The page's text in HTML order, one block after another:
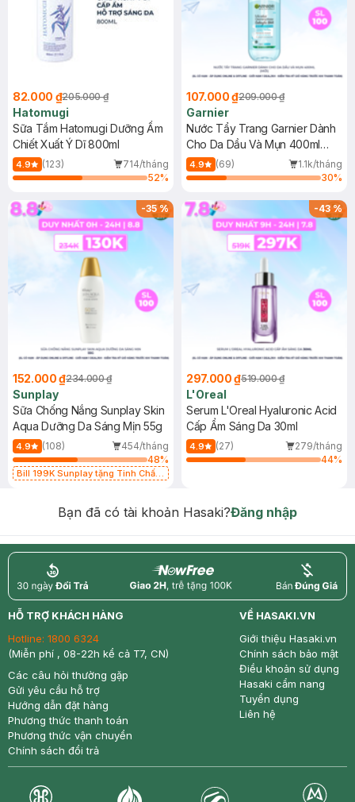
82.000 ₫205.000 ₫
Hatomugi
Sữa Tắm Hatomugi Dưỡng Ẩm
Chiết Xuất Ý Dĩ 800ml
4.9 (123)
714/tháng
52%
107.000 ₫209.000 ₫
Garnier
Nước Tẩy Trang Garnier Dành
Cho Da Dầu Và Mụn 400ml
(Mới)
4.9 (69)
1.1k/tháng
30%
-35%
152.000 ₫234.000 ₫
Sunplay
Sữa Chống Nắng Sunplay Skin
Aqua Dưỡng Da Sáng Mịn 55g
4.9 (108)
454/tháng
48%
Bill 199K Sunplay tặng Tinh Chất
-43%
297.000 ₫519.000 ₫
L'Oreal
Serum L'Oreal Hyaluronic Acid
Cấp Ẩm Sáng Da 30ml
4.9 (27)
279/tháng
44%
Bạn đã có tài khoản Hasaki?Đăng nhập
return nowfree price
HỖ TRỢ KHÁCH HÀNG
Hotline: 1800 6324
(Miễn phí , 08-22h kể cả T7, CN)
Các câu hỏi thường gặp
Gửi yêu cầu hỗ trợ
Hướng dẫn đặt hàng
Phương thức thanh toán
Phương thức vận chuyển
Chính sách đổi trả
VỀ HASAKI.VN
Giới thiệu Hasaki.vn
Chính sách bảo mật
Điều khoản sử dụng
Hasaki cẩm nang
Tuyển dụng
Liên hệ